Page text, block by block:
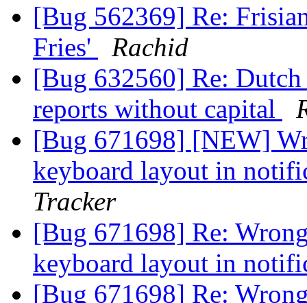
[Bug 562369] Re:
Fries'
Rachid
[Bug 632560] Re: Dutch
reports without capital
[Bug 671698] [NEW]
keyboard layout in
Tracker
[Bug 671698] Re:
keyboard layout in
[Bug 671698] Re: